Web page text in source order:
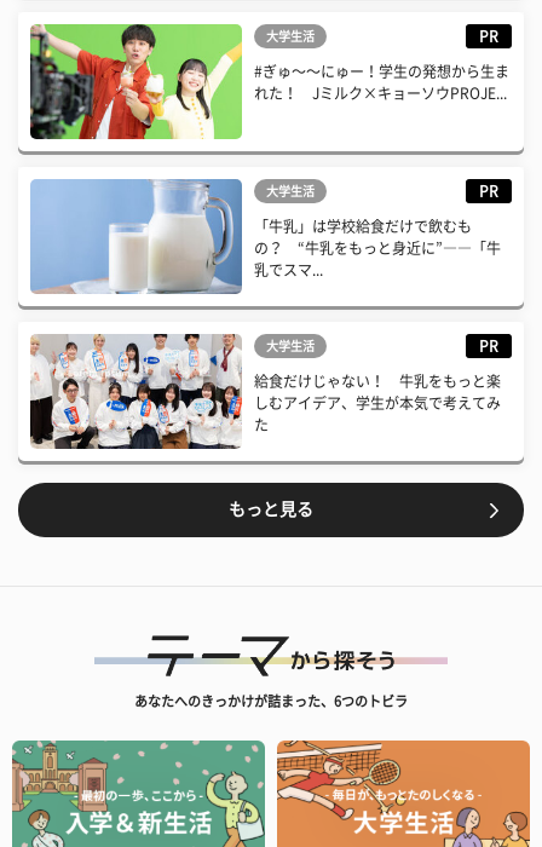
大学生活 PR
#ぎゅ〜〜にゅー！学生の発想から生ま
れた！ Jミルク×キョーソウPROJE...
大学生活 PR
「牛乳」は学校給食だけで飲むも
の？ “牛乳をもっと身近に”――「牛
乳でスマ...
大学生活 PR
給食だけじゃない！ 牛乳をもっと楽
しむアイデア、学生が本気で考えてみ
た
もっと見る
あなたへのきっかけが詰まった、6つのトビラ